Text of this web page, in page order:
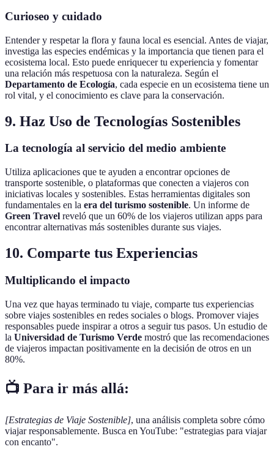
Curioseo y cuidado
Entender y respetar la flora y fauna local es esencial. Antes de viajar,
investiga las especies endémicas y la importancia que tienen para el
ecosistema local. Esto puede enriquecer tu experiencia y fomentar
una relación más respetuosa con la naturaleza. Según el
Departamento de Ecología, cada especie en un ecosistema tiene un
rol vital, y el conocimiento es clave para la conservación.
9. Haz Uso de Tecnologías Sostenibles
La tecnología al servicio del medio ambiente
Utiliza aplicaciones que te ayuden a encontrar opciones de
transporte sostenible, o plataformas que conecten a viajeros con
iniciativas locales y sostenibles. Estas herramientas digitales son
fundamentales en la era del turismo sostenible. Un informe de
Green Travel reveló que un 60% de los viajeros utilizan apps para
encontrar alternativas más sostenibles durante sus viajes.
10. Comparte tus Experiencias
Multiplicando el impacto
Una vez que hayas terminado tu viaje, comparte tus experiencias
sobre viajes sostenibles en redes sociales o blogs. Promover viajes
responsables puede inspirar a otros a seguir tus pasos. Un estudio de
la Universidad de Turismo Verde mostró que las recomendaciones
de viajeros impactan positivamente en la decisión de otros en un
80%.
📺 Para ir más allá:
[Estrategias de Viaje Sostenible], una análisis completa sobre cómo
viajar responsablemente. Busca en YouTube: "estrategias para viajar
con encanto".